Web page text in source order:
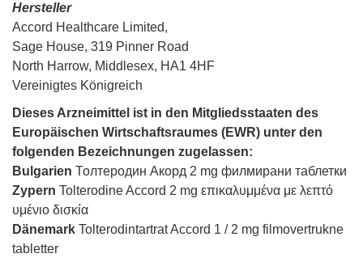
Hersteller
Accord Healthcare Limited,
Sage House, 319 Pinner Road
North Harrow, Middlesex, HA1 4HF
Vereinigtes Königreich
Dieses Arzneimittel ist in den Mitgliedsstaaten des
Europäischen Wirtschaftsraumes (EWR) unter den
folgenden Bezeichnungen zugelassen:
Bulgarien Толтеродин Акорд 2 mg филмирани таблетки
Zypern Tolterodine Accord 2 mg επικαλυμμένα με λεπτό
υμένιο δισκία
Dänemark Tolterodintartrat Accord 1 / 2 mg filmovertrukne
tabletter